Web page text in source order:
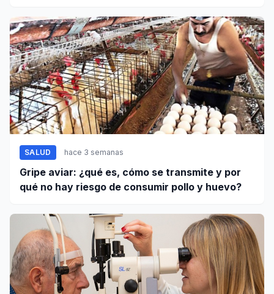
SALUD hace 3 semanas
Gripe aviar: ¿qué es, cómo se transmite y por
qué no hay riesgo de consumir pollo y huevo?